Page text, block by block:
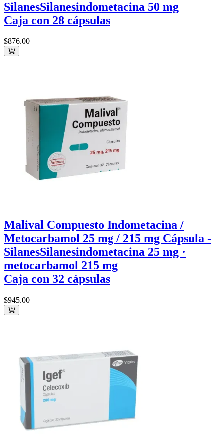
SilanesSilanesindometacina 50 mg
Caja con 28 cápsulas
$876.00
Malival Compuesto Indometacina /
Metocarbamol 25 mg / 215 mg Cápsula -
SilanesSilanesindometacina 25 mg ·
metocarbamol 215 mg
Caja con 32 cápsulas
$945.00